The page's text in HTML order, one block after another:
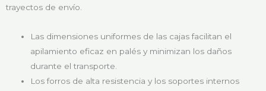
trayectos de envío.
Las dimensiones uniformes de las cajas facilitan el
apilamiento eficaz en palés y minimizan los daños
durante el transporte.
Los forros de alta resistencia y los soportes internos